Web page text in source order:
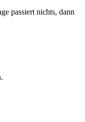
passiert nichts, dann